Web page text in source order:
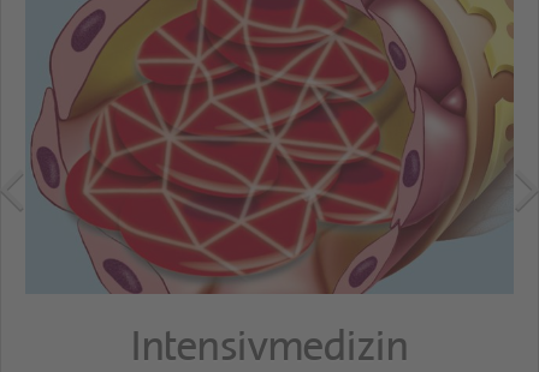
Intensivmedizin